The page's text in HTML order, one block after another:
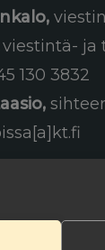
viestintä- ja
130 3832